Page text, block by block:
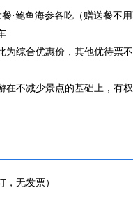
·鲍鱼海参各吃（赠送餐不用
为综合优惠价，其他优待票
不减少景点的基础上，有
无发票）